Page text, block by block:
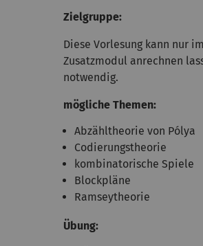
Zielgruppe:
Diese Vorlesung kann nur
Zusatzmodul anrechnen
notwendig.
mögliche Themen:
Abzähltheorie von Pólya
Codierungstheorie
kombinatorische Spiele
Blockpläne
Ramseytheorie
Übung: